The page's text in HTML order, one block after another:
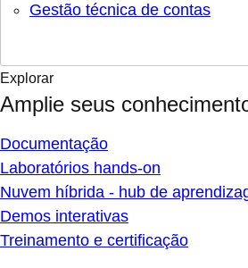
Gestão técnica de contas
Explorar
Amplie seus
Documentação
Laboratórios hands-on
Nuvem híbrida - hub de
Demos interativas
Treinamento e certificação